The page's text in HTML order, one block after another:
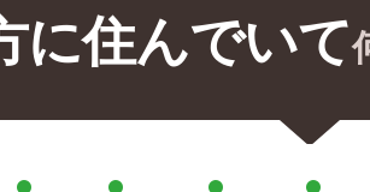
に住んでいて